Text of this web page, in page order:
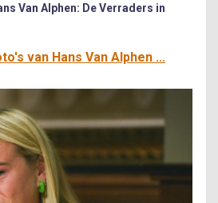
Van Alphen: De Verraders in
van Hans Van Alphen ...